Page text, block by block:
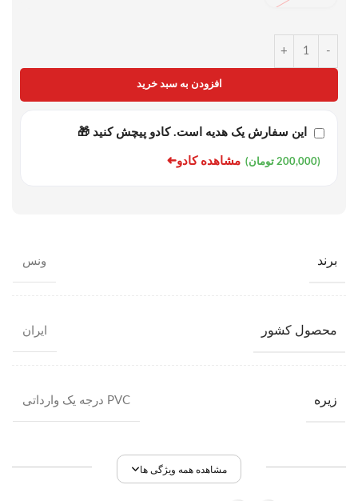
-
+
افزودن به سبد خرید
این سفارش یک هدیه است. کادو پیچش کنید 🎁
(200,000 تومان) مشاهده کادو➜
برند ونس
محصول کشور ایران
زیره PVC درجه یک وارداتی
مشاهده همه ویژگی ها